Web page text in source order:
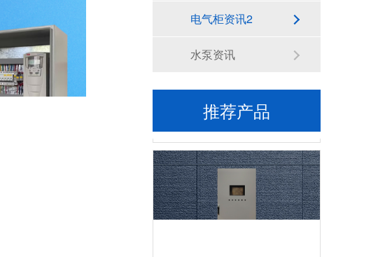
电气柜资讯2
水泵资讯
推荐产品
斜面操作台